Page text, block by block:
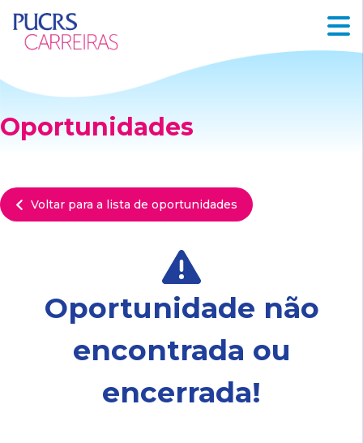
Oportunidades
Voltar para a lista de oportunidades
Oportunidade não
encontrada ou
encerrada!